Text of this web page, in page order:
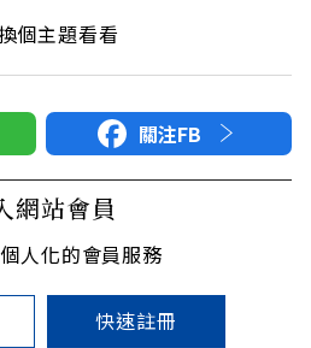
換個主題看看
關注FB
網站會員
人化的會員服務
快速註冊